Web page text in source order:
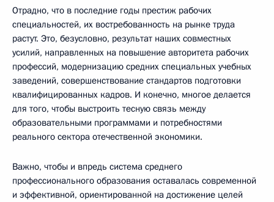
Отрадно, что в последние годы престиж рабочих
специальностей, их востребованность на рынке труда
растут. Это, безусловно, результат наших совместных
усилий, направленных на повышение авторитета рабочих
профессий, модернизацию средних специальных учебных
заведений, совершенствование стандартов подготовки
квалифицированных кадров. И конечно, многое делается
для того, чтобы выстроить тесную связь между
образовательными программами и потребностями
реального сектора отечественной экономики.
Важно, чтобы и впредь система среднего
профессионального образования оставалась современной
и эффективной, ориентированной на достижение целей